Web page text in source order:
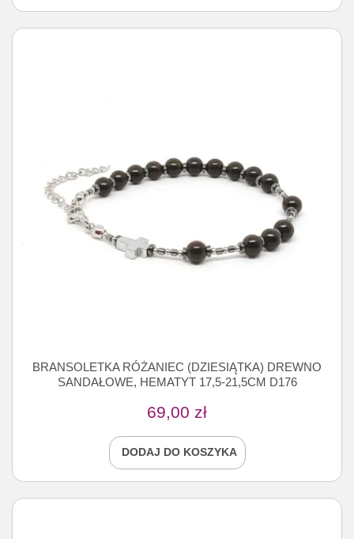
BRANSOLETKA RÓŻANIEC (DZIESIĄTKA) DREWNO
SANDAŁOWE, HEMATYT 17,5-21,5CM D176
69,00 zł
DODAJ DO KOSZYKA